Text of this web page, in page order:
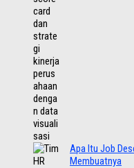
Apa Itu Job
Membuatnya